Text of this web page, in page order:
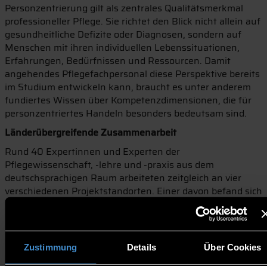
Zustimmung Details Über Cookies
Personzentrierung gilt als zentrales Qualitätsmerkmal
professioneller Pflege. Sie richtet den Blick nicht allein auf
gesundheitliche Defizite oder Diagnosen, sondern auf
Menschen mit ihren individuellen Lebenssituationen,
Erfahrungen, Bedürfnissen und Ressourcen. Damit
angehendes Pflegefachpersonal diese Perspektive bereits
im Studium entwickeln kann, braucht es unter anderem
fundiertes Wissen über Kompetenzdimensionen, die für
personzentriertes Handeln besonders bedeutsam sind.
Länderübergreifende Zusammenarbeit
Rund 40 Expertinnen und Experten der
Pflegewissenschaft, -lehre und -praxis aus dem
deutschsprachigen Raum arbeiteten zeitgleich an vier
verschiedenen Projektstandorten. Einer davon befand sich
an der Fakultät Angewandte Gesundheitswissenschaften
der THD und brachte die deutsche Perspektive in die
internationale Konferenz ein. In mehreren Runden
diskutierten die Projektgruppen den theoretischen
Bezugsrahmen. Dabei wurde herausgearbeitet, wie dieser